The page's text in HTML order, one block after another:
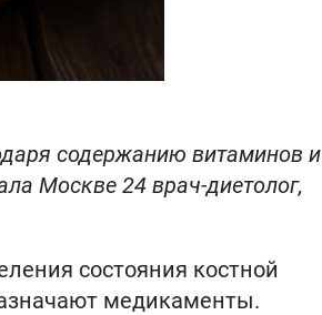
содержанию витаминов и
Москве 24 врач-диетолог,
состояния костной
медикаменты.